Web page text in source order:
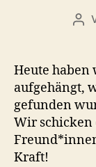
Heute
aufgehängt,
gefunden
Wir schicken
Kraft!